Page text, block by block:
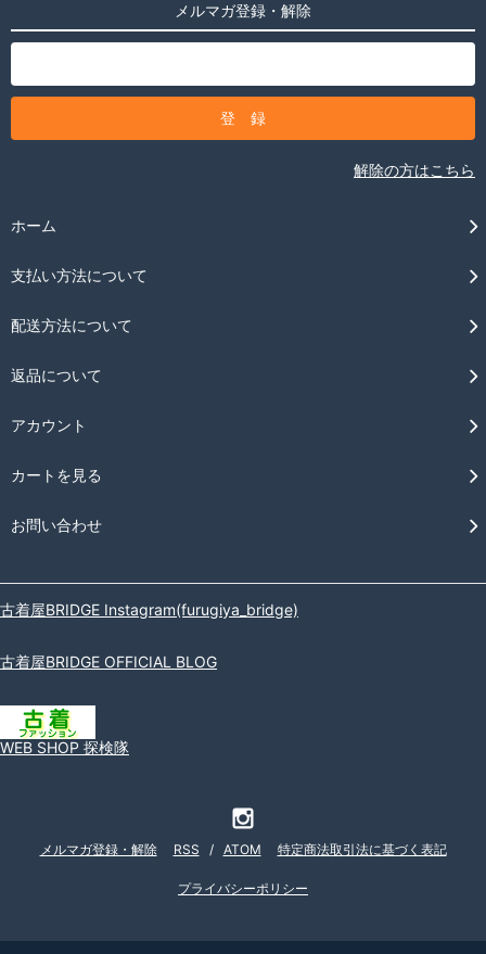
メルマガ登録・解除
解除の方はこちら
ホーム
支払い方法について
配送方法について
返品について
アカウント
カートを見る
お問い合わせ
古着屋BRIDGE Instagram(furugiya_bridge)
古着屋BRIDGE OFFICIAL BLOG
WEB SHOP 探検隊
メルマガ登録・解除 RSS / ATOM 特定商法取引法に基づく表記
プライバシーポリシー